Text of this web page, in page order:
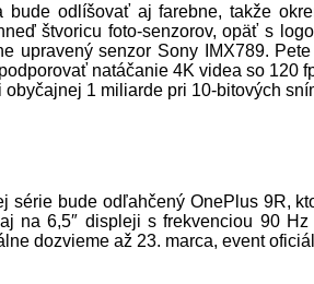
bude odlíšovať aj farebne, takže
štvoricu foto-senzorov, opäť s
upravený senzor Sony IMX789.
natáčanie 4K videa so 120
1 miliarde pri 10-bitových
série bude odľahčený OnePlus 9R,
na 6,5″ displeji s frekvenciou 90
dozvieme až 23. marca, event